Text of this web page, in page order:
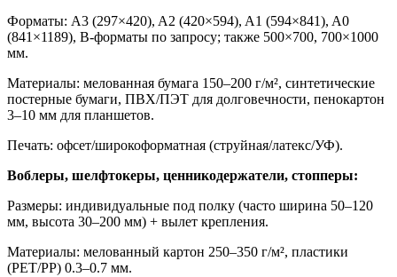
Форматы: A3 (297×420), A2 (420×594), A1 (594×841), A0
(841×1189), B-форматы по запросу; также 500×700, 700×1000
мм.
Материалы: мелованная бумага 150–200 г/м², синтетические
постерные бумаги, ПВХ/ПЭТ для долговечности, пенокартон
3–10 мм для планшетов.
Печать: офсет/широкоформатная (струйная/латекс/УФ).
Воблеры, шелфтокеры, ценникодержатели, стопперы:
Размеры: индивидуальные под полку (часто ширина 50–120
мм, высота 30–200 мм) + вылет крепления.
Материалы: мелованный картон 250–350 г/м², пластики
(PET/PP) 0.3–0.7 мм.